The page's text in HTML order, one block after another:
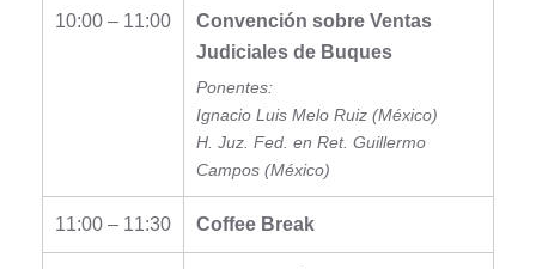
10:00 – 11:00
Convención sobre Ventas
Judiciales de Buques
Ponentes:
Ignacio Luis Melo Ruiz (México)
H. Juz. Fed. en Ret. Guillermo
Campos (México)
11:00 – 11:30 Coffee Break